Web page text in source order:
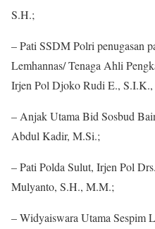
S.H.;
– Pati SSDM Polri penugasan
Lemhannas/ Tenaga Ahli
Irjen Pol Djoko Rudi E.,
– Anjak Utama Bid Sosbud
Abdul Kadir, M.Si.;
– Pati Polda Sulut, Irjen Pol Drs.
Mulyanto, S.H., M.M.;
– Widyaiswara Utama Sespim